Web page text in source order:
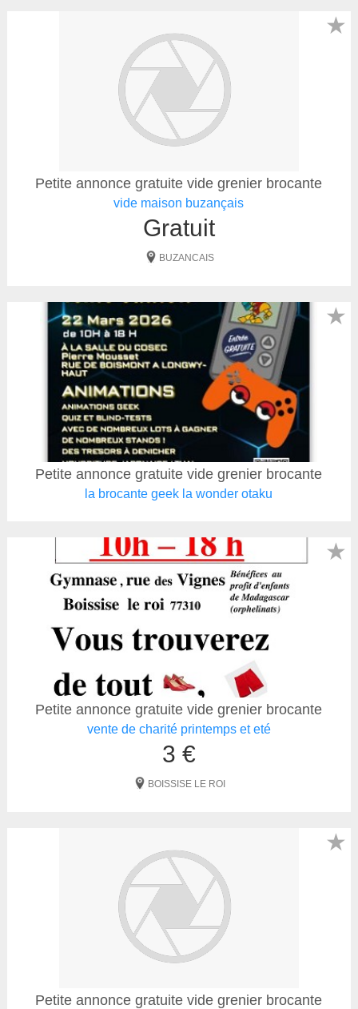
Petite annonce gratuite vide grenier brocante
vide maison buzançais
Gratuit
BUZANCAIS
★
Petite annonce gratuite vide grenier brocante
la brocante geek la wonder otaku
★
Petite annonce gratuite vide grenier brocante
vente de charité printemps et eté
3 €
BOISSISE LE ROI
★
Petite annonce gratuite vide grenier brocante
★